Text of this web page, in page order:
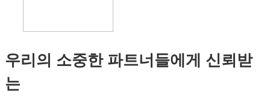
우리의 소중한 파트너들에게 신뢰받
는